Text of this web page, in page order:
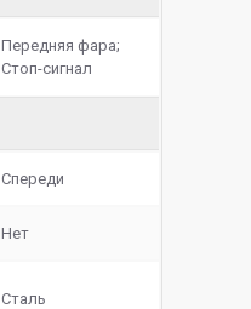
Передняя фара;
Стоп-сигнал
Спереди
Нет
Сталь